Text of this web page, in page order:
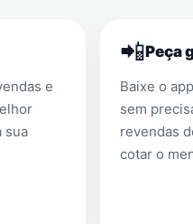
e
sua
📲Peça
Baixe o
sem
revendas
cotar o